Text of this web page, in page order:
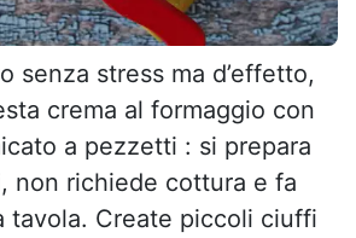
senza stress ma d’effetto,
crema al formaggio con
a pezzetti : si prepara
non richiede cottura e fa
tavola. Create piccoli ciuffi